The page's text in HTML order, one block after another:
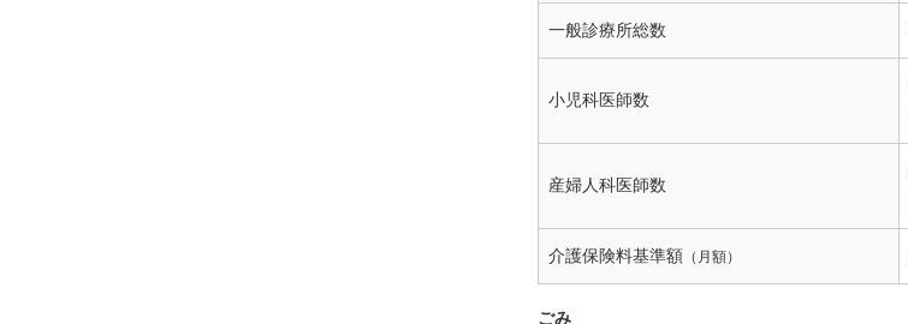
一般診療所総数
小児科医師数
産婦人科医師数
介護保険料基準額 （月額）
ごみ